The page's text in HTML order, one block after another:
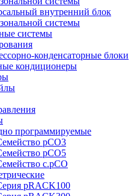
внутренний блок
системы
системы
конденсаторные блоки
кондиционеры
программируемые
pCO3
pCO5
c.pCO
pRACK100